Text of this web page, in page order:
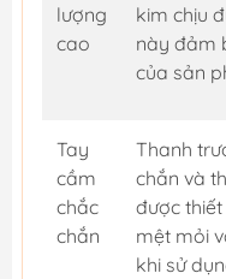
lượng
cao
kim chịu
này đảm
của sản
Tay
cầm
chắc
chắn
Thanh
chắn và
được
mệt mỏi
khi sử